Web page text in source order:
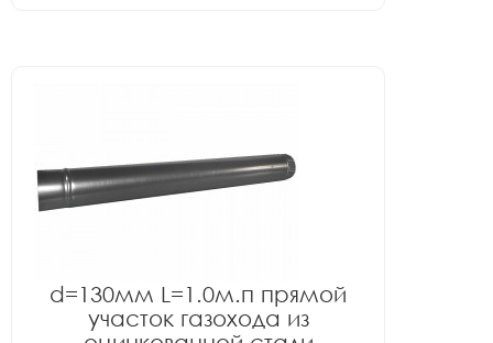
d=130мм L=1.0м.п прямой
участок газохода из